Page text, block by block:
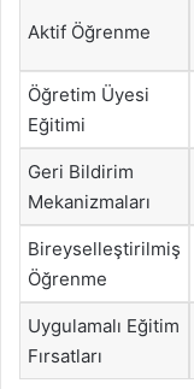
Aktif Öğrenme
Öğretim Üyesi
Eğitimi
Geri Bildirim
Mekanizmaları
Bireyselleştirilmiş
Öğrenme
Uygulamalı Eğitim
Fırsatları